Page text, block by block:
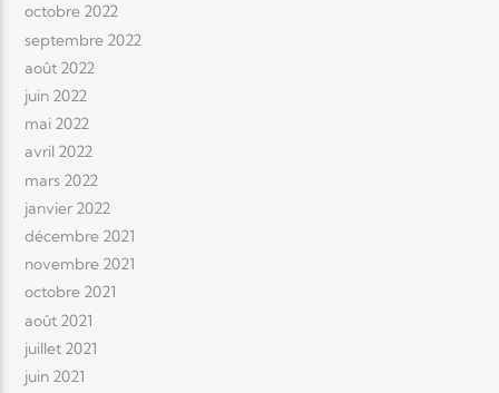
octobre 2022
septembre 2022
août 2022
juin 2022
mai 2022
avril 2022
mars 2022
janvier 2022
décembre 2021
novembre 2021
octobre 2021
août 2021
juillet 2021
juin 2021